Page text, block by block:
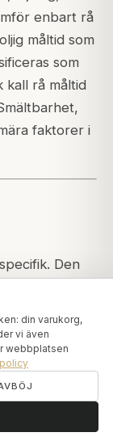
enbart rå
måltid som
som
kall rå måltid
faktorer i
Den
äter. Dessa
konsekvent
en
måltider kan
din varukorg,
vi även
webbplatsen